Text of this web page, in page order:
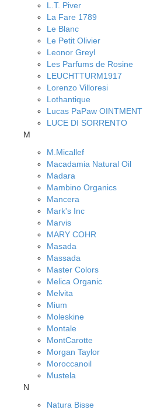
L.T. Piver
La Fare 1789
Le Blanc
Le Petit Olivier
Leonor Greyl
Les Parfums de Rosine
LEUCHTTURM1917
Lorenzo Villoresi
Lothantique
Lucas PaPaw OINTMENT
LUCE DI SORRENTO
M
M.Micallef
Macadamia Natural Oil
Madara
Mambino Organics
Mancera
Mark's Inc
Marvis
MARY COHR
Masada
Massada
Master Colors
Melica Organic
Melvita
Mium
Moleskine
Montale
MontCarotte
Morgan Taylor
Moroccanoil
Mustela
N
Natura Bisse